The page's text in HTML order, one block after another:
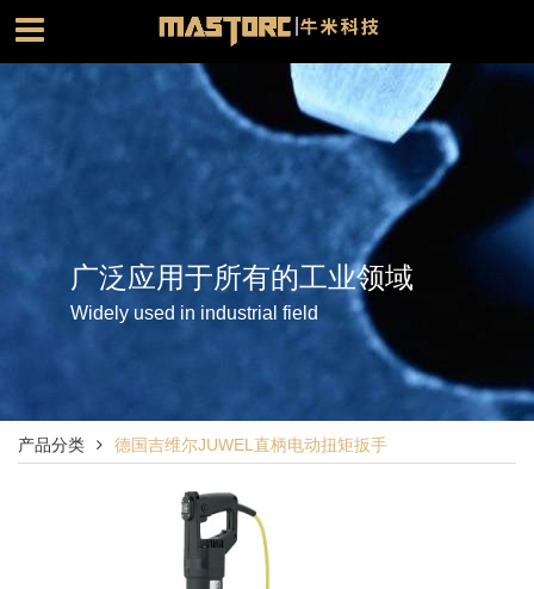
广泛应用于所有的工业领域
Widely used in industrial field
产品分类 德国吉维尔JUWEL直柄电动扭矩扳手